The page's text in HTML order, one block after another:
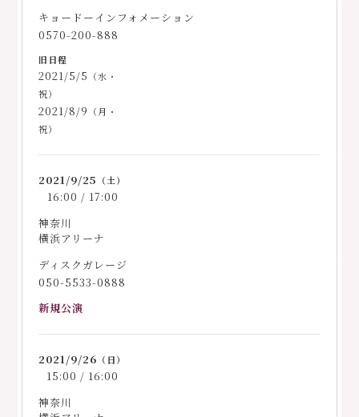
キョードーインフォメーション
0570-200-888
2021/5/5 （水・
祝）
2021/8/9 （月・
祝）
2021/9/25 （土）
16:00 / 17:00
神奈川
横浜アリーナ
ディスクガレージ
050-5533-0888
新規公演
2021/9/26 （日）
15:00 / 16:00
神奈川